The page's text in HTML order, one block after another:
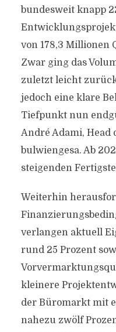
bundesweit knapp
von 178,3 Millionen
Zwar ging das
zuletzt leicht
jedoch eine klare
Tiefpunkt nun
André Adami, Head
bulwiengesa. Ab
steigenden
Weiterhin
verlangen aktuell
rund 25 Prozent
kleinere
der Büromarkt mit
nahezu zwölf